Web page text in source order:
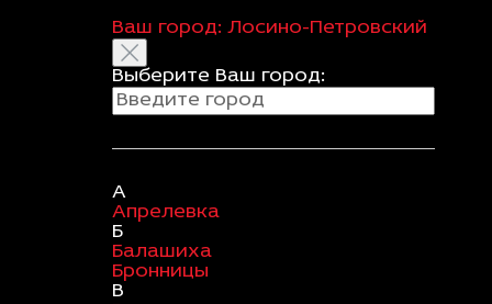
Ваш город: Лосино-Петровский
Выберите Ваш город:
А
Апрелевка
Б
Балашиха
Бронницы
В